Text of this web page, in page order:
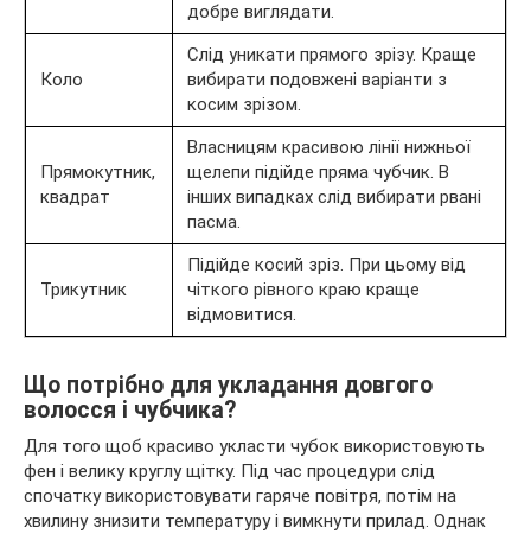
добре виглядати.
Коло
Слід уникати прямого зрізу. Краще
вибирати подовжені варіанти з
косим зрізом.
Прямокутник,
квадрат
Власницям красивою лінії нижньої
щелепи підійде пряма чубчик. В
інших випадках слід вибирати рвані
пасма.
Трикутник
Підійде косий зріз. При цьому від
чіткого рівного краю краще
відмовитися.
Що потрібно для укладання довгого
волосся і чубчика?
Для того щоб красиво укласти чубок використовують
фен і велику круглу щітку. Під час процедури слід
спочатку використовувати гаряче повітря, потім на
хвилину знизити температуру і вимкнути прилад. Однак